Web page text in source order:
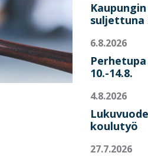
suljettuna
6.8.2026
10.-14.8.
4.8.2026
koulutyö
27.7.2026